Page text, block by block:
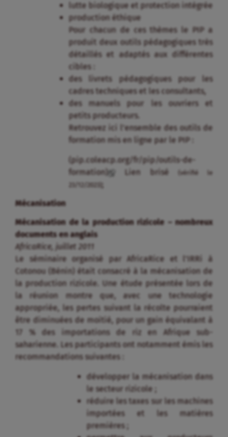
lutte biologique et protection intégrée
production éthique
Pour chacun de ces thèmes le PIP a
produit deux outils pédagogiques très
détaillés et adaptés aux différentes
cibles :
des livrets pédagogiques pour les
cadres techniques et les consultants,
des manuels pour les ouvriers et
petits producteurs.
Retrouvez ici l’ensemble des outils de
formation mis en ligne par le PIP :
(pip.coleacp.org/fr/pip/outils-de-
formation)
Lien brisé
(vérifié le
;
Mécanisation
Mécanisation de la production rizicole – nombreux
documents en anglais
AfricaRice, juillet 2011
Le séminaire organisé par AfricaRice et l’IRRi à
Cotonou (Bénin) était consacré à la mécanisation de
la production rizicole. Une étude présentée lors de
la réunion montre que, avec une technologie
appropriée, les pertes suivant la récolte pourraient
être diminuées de moitié, pour un gain équivalant à
17 % des importations de riz en Afrique sub-
saharienne. Les participants ont notamment émis les
recommandations suivantes :
développer la mécanisation dans
le secteur rizicole ;
réduire les taxes sur les machines
importées et les matières
premières ;